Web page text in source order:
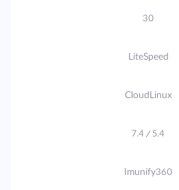
30
LiteSpeed
CloudLinux
5.4 / 7.4
Imunify360